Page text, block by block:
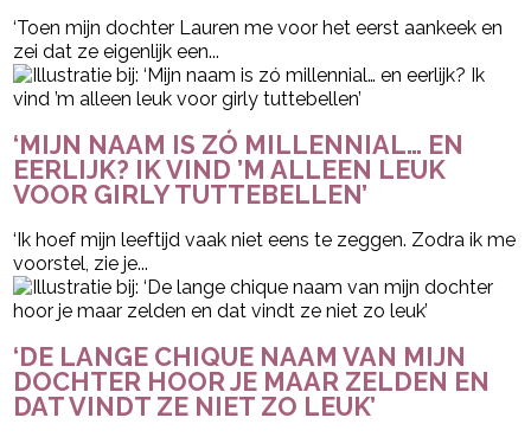
‘Toen mijn dochter Lauren me voor het eerst aankeek en
zei dat ze eigenlijk een...
‘MIJN NAAM IS ZÓ MILLENNIAL… EN
EERLIJK? IK VIND ’M ALLEEN LEUK
VOOR GIRLY TUTTEBELLEN’
‘Ik hoef mijn leeftijd vaak niet eens te zeggen. Zodra ik me
voorstel, zie je...
‘DE LANGE CHIQUE NAAM VAN MIJN
DOCHTER HOOR JE MAAR ZELDEN EN
DAT VINDT ZE NIET ZO LEUK’